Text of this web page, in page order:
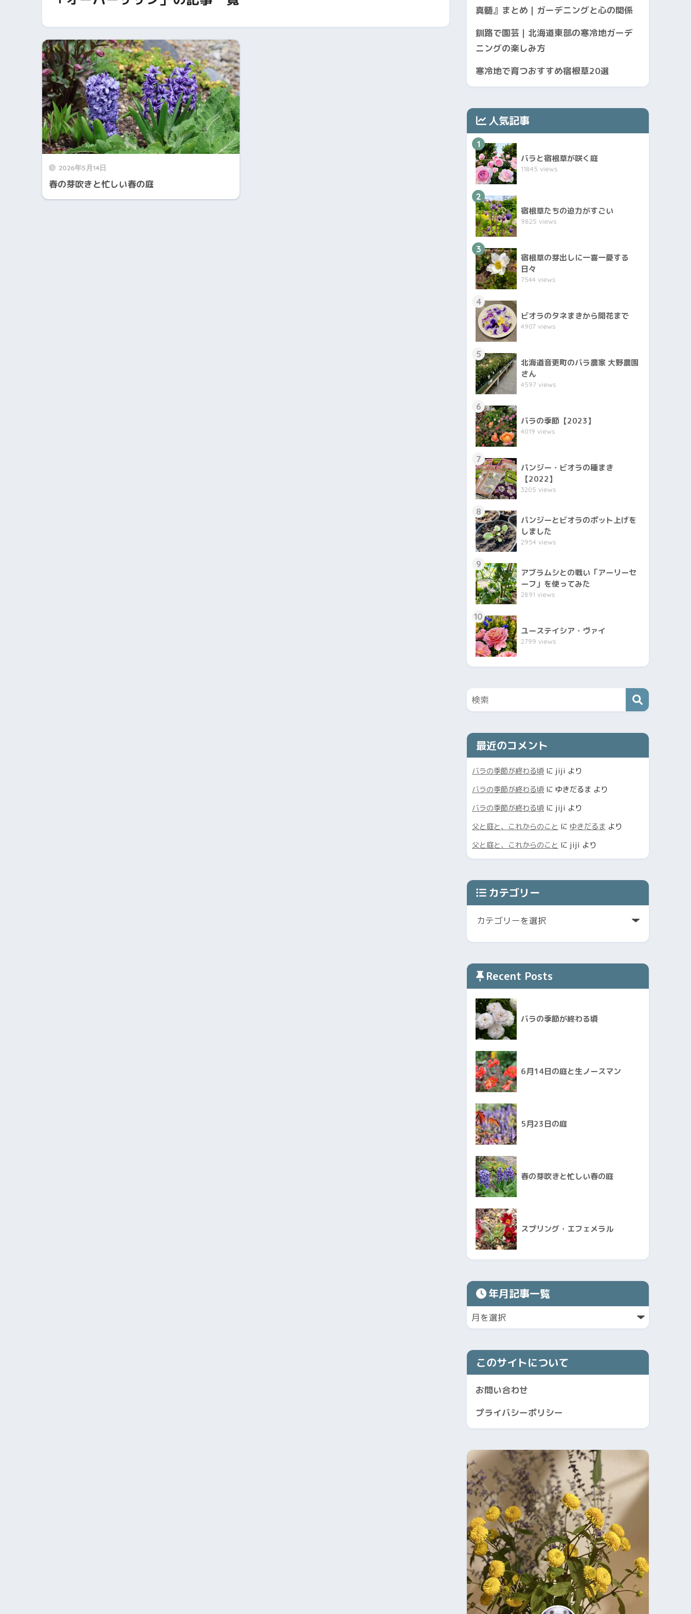
2026年5月14日
春の芽吹きと忙しい春の庭
真髄』まとめ｜ガーデニングと心の関係
釧路で園芸｜北海道東部の寒冷地ガーデ
ニングの楽しみ方
寒冷地で育つおすすめ宿根草20選
人気記事
1
バラと宿根草が咲く庭
11845 views
2
宿根草たちの迫力がすごい
9825 views
3
宿根草の芽出しに一喜一憂する
日々
7544 views
4
ビオラのタネまきから開花まで
4907 views
5
北海道音更町のバラ農家 大野農園
さん
4597 views
6
バラの季節【2023】
4019 views
7
パンジー・ビオラの種まき
【2022】
3205 views
8
パンジーとビオラのポット上げを
しました
2954 views
9
アブラムシとの戦い「アーリーセ
ーフ」を使ってみた
2891 views
10
ユーステイシア・ヴァイ
2799 views
最近のコメント
バラの季節が終わる頃 に jiji より
バラの季節が終わる頃 に ゆきだるま より
バラの季節が終わる頃 に jiji より
父と庭と、これからのこと に ゆきだるま より
父と庭と、これからのこと に jiji より
カテゴリー
Recent Posts
バラの季節が終わる頃
6月14日の庭と生ノースマン
5月23日の庭
春の芽吹きと忙しい春の庭
スプリング・エフェメラル
年月記事一覧
このサイトについて
お問い合わせ
プライバシーポリシー